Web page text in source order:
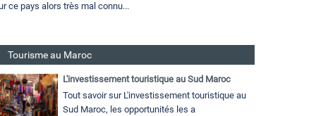
ce pays alors très mal connu...
Tourisme au Maroc
L'investissement touristique au Sud Maroc
Tout savoir sur L'investissement touristique au
Sud Maroc, les opportunités les a